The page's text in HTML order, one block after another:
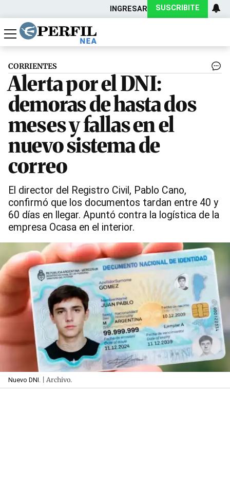
INGRESAR SUSCRIBITE
Política
Economía
Actualidad
CORRIENTES
Alerta por el DNI:
demoras de hasta dos
meses y fallas en el
nuevo sistema de
correo
El director del Registro Civil, Pablo Cano,
confirmó que los documentos tardan entre 40 y
60 días en llegar. Apuntó contra la logística de la
empresa Ocasa en el interior.
Nuevo DNI. | Archivo.